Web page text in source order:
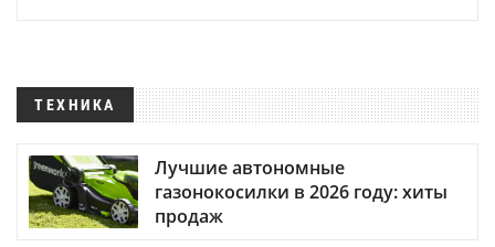
ТЕХНИКА
Лучшие автономные
газонокосилки в 2026 году: хиты
продаж